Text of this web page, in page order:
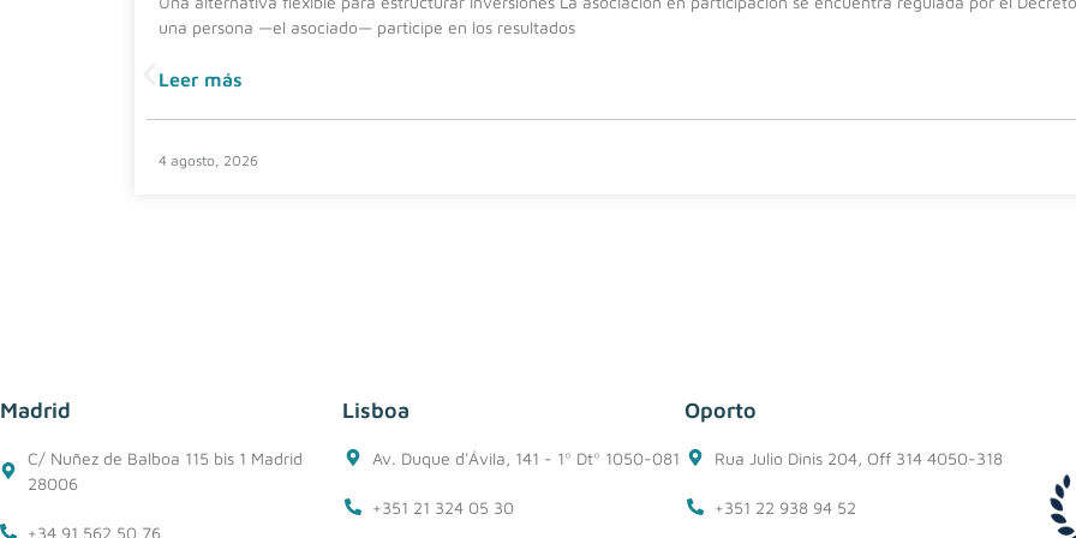
una persona —el asociado— participe en los resultados
Leer más
4 agosto, 2026
Madrid
C/ Nuñez de Balboa 115 bis 1 Madrid
28006
+34 91 562 50 76
Lisboa
Av. Duque d'Ávila, 141 - 1º Dtº 1050-081
+351 21 324 05 30
Oporto
Rua Julio Dinis 204, Off 314 4050-318
+351 22 938 94 52